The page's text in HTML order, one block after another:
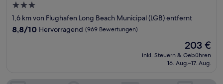
3.0-
Sterne-
Unterkunft
1,6 km von Flughafen Long Beach Municipal (LGB) entfernt
8.8
8,8/10 Hervorragend (969 Bewertungen)
Der
Preis
beträgt
203 €
inkl. Steuern & Gebühren
16. Aug.–17. Aug.